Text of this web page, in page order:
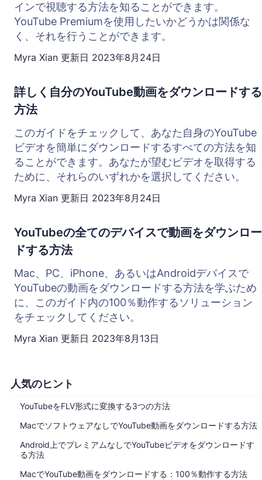
人気のヒント
YouTubeをFLV形式に変換する3つの方法
MacでソフトウェアなしでYouTube動画をダウンロードする方法
Android上でプレミアムなしでYouTubeビデオをダウンロードす
る方法
MacでYouTube動画をダウンロードする：100％動作する方法
インで視聴する方法を知ることができます。
YouTube Premiumを使用したいかどうかは関係な
く、それを行うことができます。
Myra Xian 更新日 2023年8月24日
詳しく自分のYouTube動画をダウンロードする
方法
このガイドをチェックして、あなた自身のYouTube
ビデオを簡単にダウンロードするすべての方法を知
ることができます。あなたが望むビデオを取得する
ために、それらのいずれかを選択してください。
Myra Xian 更新日 2023年8月24日
YouTubeの全てのデバイスで動画をダウンロー
ドする方法
Mac、PC、iPhone、あるいはAndroidデバイスで
YouTubeの動画をダウンロードする方法を学ぶため
に、このガイド内の100％動作するソリューション
をチェックしてください。
Myra Xian 更新日 2023年8月13日